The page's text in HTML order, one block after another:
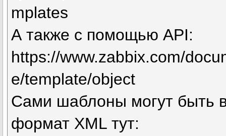
mplates
А также с помощью API:
https://www.zabbix.com/
e/template/object
Сами шаблоны могут быть
формат XML тут: